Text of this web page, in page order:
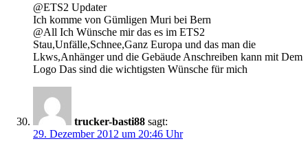
@ETS2 Updater
Ich komme von Gümligen Muri bei Bern
@All Ich Wünsche mir das es im ETS2
Stau,Unfälle,Schnee,Ganz Europa und das man die
Lkws,Anhänger und die Gebäude Anschreiben kann mit Dem
Logo Das sind die wichtigsten Wünsche für mich
trucker-basti88 sagt:
29. Dezember 2012 um 20:46 Uhr